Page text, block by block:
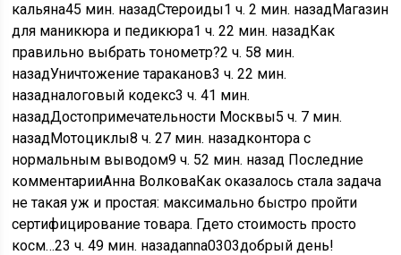
кальяна45 мин. назадСтероиды1 ч. 2 мин. назадМагазин
для маникюра и педикюра1 ч. 22 мин. назадКак
правильно выбрать тонометр?2 ч. 58 мин.
назадУничтожение тараканов3 ч. 22 мин.
назадналоговый кодекс3 ч. 41 мин.
назадДостопримечательности Москвы5 ч. 7 мин.
назадМотоциклы8 ч. 27 мин. назадконтора с
нормальным выводом9 ч. 52 мин. назад Последние
комментарииАнна ВолковаКак оказалось стала задача
не такая уж и простая: максимально быстро пройти
сертифицирование товара. Гдето стоимость просто
косм…23 ч. 49 мин. назадanna0303добрый день!